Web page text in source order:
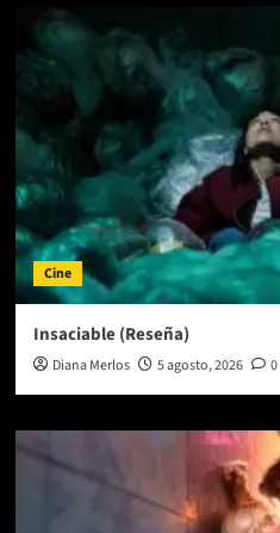
Cine
Insaciable (Reseña)
Diana Merlos 5 agosto, 2026 0